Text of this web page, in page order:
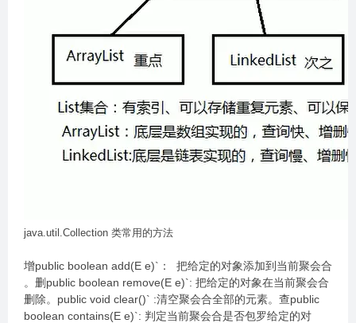
java.util.Collection 类常用的方法
增public boolean add(E e)`： 把给定的对象添加到当前聚会合
。删public boolean remove(E e)`: 把给定的对象在当前聚会合
删除。public void clear()` :清空聚会合全部的元素。查public
boolean contains(E e)`: 判定当前聚会合是否包罗给定的对